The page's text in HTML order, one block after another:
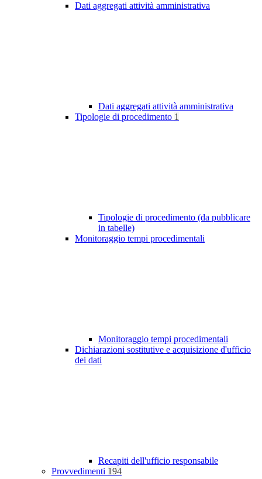
Dati aggregati attività amministrativa
Dati aggregati attività amministrativa
Tipologie di procedimento 1
Tipologie di procedimento (da pubblicare
in tabelle)
Monitoraggio tempi procedimentali
Monitoraggio tempi procedimentali
Dichiarazioni sostitutive e acquisizione d'ufficio
dei dati
Recapiti dell'ufficio responsabile
Provvedimenti 194